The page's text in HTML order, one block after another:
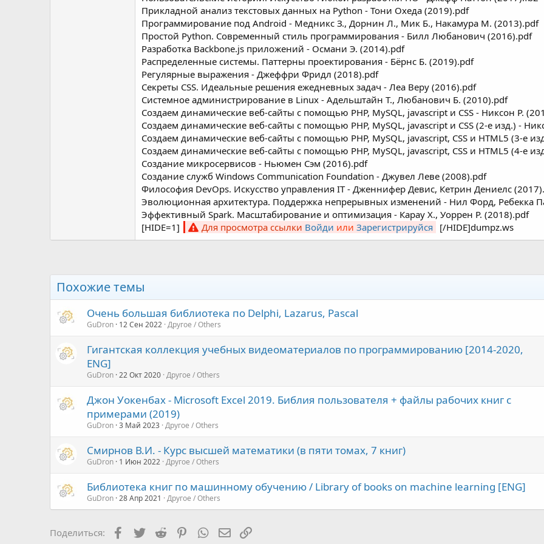
Прикладной анализ текстовых данных на Python - Тони Охеда (2019).pdf
Программирование под Android - Медникс З., Дорнин Л., Мик Б., Накамура М. (2013).pdf
Простой Python. Современный стиль программирования - Билл Любанович (2016).pdf
Разработка Backbone.js приложений - Османи Э. (2014).pdf
Распределенные системы. Паттерны проектирования - Бёрнс Б. (2019).pdf
Регулярные выражения - Джеффри Фридл (2018).pdf
Секреты CSS. Идеальные решения ежедневных задач - Леа Веру (2016).pdf
Системное администрирование в Linux - Адельштайн Т., Любанович Б. (2010).pdf
Создаем динамические веб-сайты с помощью PHP, MySQL, jаvascript и CSS - Никсон Р.
Создаем динамические веб-сайты с помощью PHP, MySQL, jаvascript и CSS (2-е изд.) -
Создаем динамические веб-сайты с помощью PHP, MySQL, jаvascript, CSS и HTML5 (3-е
Создаем динамические веб-сайты с помощью PHP, MySQL, jаvascript, CSS и HTML5 (4-е
Создание микросервисов - Ньюмен Сэм (2016).pdf
Создание служб Windows Communication Foundation - Джувел Леве (2008).pdf
Философия DevOps. Искусство управления IT - Дженнифер Девис, Кетрин Дениелс
Эволюционная архитектура. Поддержка непрерывных изменений - Нил Форд, Ребекка
Эффективный Spark. Масштабирование и оптимизация - Карау Х., Уоррен Р. (2018).pdf
[HIDE=1]
Для просмотра ссылки Войди или Зарегистрируйся [/HIDE]dumpz.ws
Похожие темы
Очень большая библиотека по Delphi, Lazarus, Pascal
GuDron 12 Сен 2022 Другое / Others
Гигантская коллекция учебных видеоматериалов по программированию [2014-2020,
ENG]
GuDron 22 Окт 2020 Другое / Others
Джон Уокенбах - Microsoft Excel 2019. Библия пользователя + файлы рабочих книг с
примерами (2019)
GuDron 3 Май 2023 Другое / Others
Смирнов В.И. - Курс высшей математики (в пяти томах, 7 книг)
GuDron 1 Июн 2022 Другое / Others
Библиотека книг по машинному обучению / Library of books on machine learning [ENG]
GuDron 28 Апр 2021 Другое / Others
Поделиться: Facebook
Twitter Reddit PinterestWhatsAppЭлектронная почта